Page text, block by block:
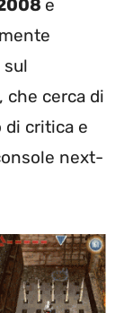
e
sul
, che cerca di
di critica e
next-